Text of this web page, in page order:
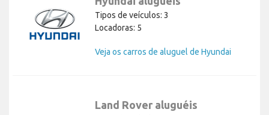
Tipos de veículos: 3
Locadoras: 5
Veja os carros de aluguel de Hyundai
Land Rover aluguéis